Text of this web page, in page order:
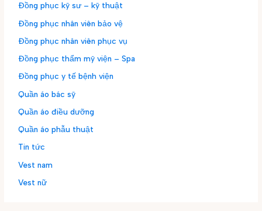
Đồng phục kỹ sư – kỹ thuật
Đồng phục nhân viên bảo vệ
Đồng phục nhân viên phục vụ
Đồng phục thẩm mỹ viện – Spa
Đồng phục y tế bệnh viện
Quần áo bác sỹ
Quần áo điều dưỡng
Quần áo phẫu thuật
Tin tức
Vest nam
Vest nữ